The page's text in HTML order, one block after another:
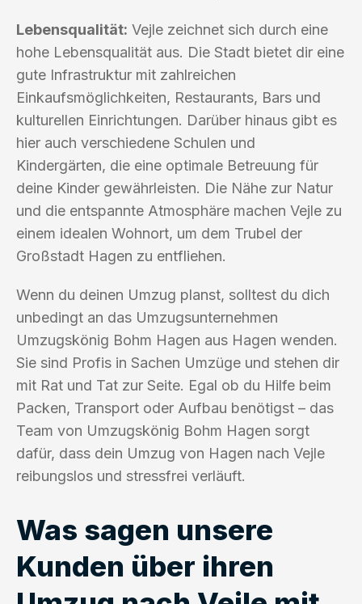
Lebensqualität: Vejle zeichnet sich durch eine
hohe Lebensqualität aus. Die Stadt bietet dir eine
gute Infrastruktur mit zahlreichen
Einkaufsmöglichkeiten, Restaurants, Bars und
kulturellen Einrichtungen. Darüber hinaus gibt es
hier auch verschiedene Schulen und
Kindergärten, die eine optimale Betreuung für
deine Kinder gewährleisten. Die Nähe zur Natur
und die entspannte Atmosphäre machen Vejle zu
einem idealen Wohnort, um dem Trubel der
Großstadt Hagen zu entfliehen.
Wenn du deinen Umzug planst, solltest du dich
unbedingt an das Umzugsunternehmen
Umzugskönig Bohm Hagen aus Hagen wenden.
Sie sind Profis in Sachen Umzüge und stehen dir
mit Rat und Tat zur Seite. Egal ob du Hilfe beim
Packen, Transport oder Aufbau benötigst – das
Team von Umzugskönig Bohm Hagen sorgt
dafür, dass dein Umzug von Hagen nach Vejle
reibungslos und stressfrei verläuft.
Was sagen unsere
Kunden über ihren